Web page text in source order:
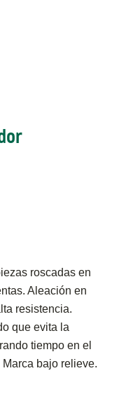
roscadas en
Aleación en
resistencia.
que evita la
tiempo en el
bajo relieve.